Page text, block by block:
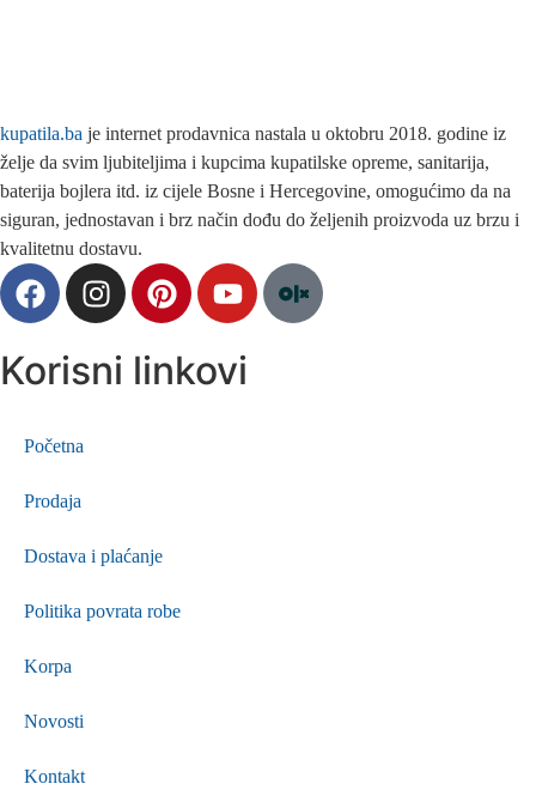
kupatila.ba je internet prodavnica nastala u oktobru 2018. godine iz
želje da svim ljubiteljima i kupcima kupatilske opreme, sanitarija,
baterija bojlera itd. iz cijele Bosne i Hercegovine, omogućimo da na
siguran, jednostavan i brz način dođu do željenih proizvoda uz brzu i
kvalitetnu dostavu.
Korisni linkovi
Početna
Prodaja
Dostava i plaćanje
Politika povrata robe
Korpa
Novosti
Kontakt